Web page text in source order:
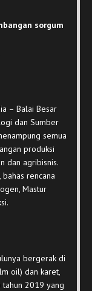
sorgum
– Balai Besar
dan Sumber
semua
produksi
dan agribisnis.
rencana
Mastur
bergerak di
oil) dan karet,
tahun 2019 yang